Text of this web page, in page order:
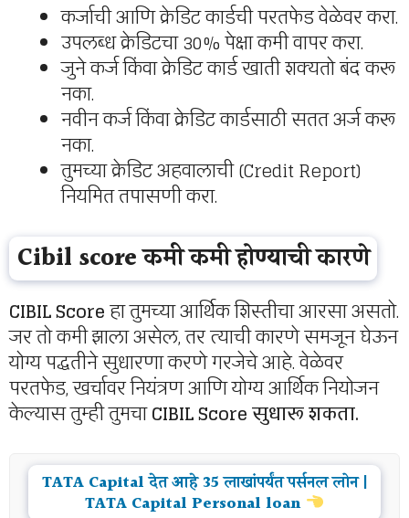
कर्जाची आणि क्रेडिट कार्डची परतफेड वेळेवर करा.
उपलब्ध क्रेडिटचा 30% पेक्षा कमी वापर करा.
जुने कर्ज किंवा क्रेडिट कार्ड खाती शक्यतो बंद करू
नका.
नवीन कर्ज किंवा क्रेडिट कार्डसाठी सतत अर्ज करू
नका.
तुमच्या क्रेडिट अहवालाची (Credit Report)
नियमित तपासणी करा.
Cibil score कमी कमी होण्याची कारणे
CIBIL Scoreहा तुमच्या आर्थिक शिस्तीचा आरसा असतो.
जर तो कमी झाला असेल, तर त्याची कारणे समजून घेऊन
योग्य पद्धतीने सुधारणा करणे गरजेचे आहे. वेळेवर
परतफेड, खर्चावर नियंत्रण आणि योग्य आर्थिक नियोजन
केल्यास तुम्ही तुमचाCIBIL Score सुधारू शकता.
TATA Capital देत आहे 35 लाखांपर्यंत पर्सनल लोन |
TATA Capital Personal loan